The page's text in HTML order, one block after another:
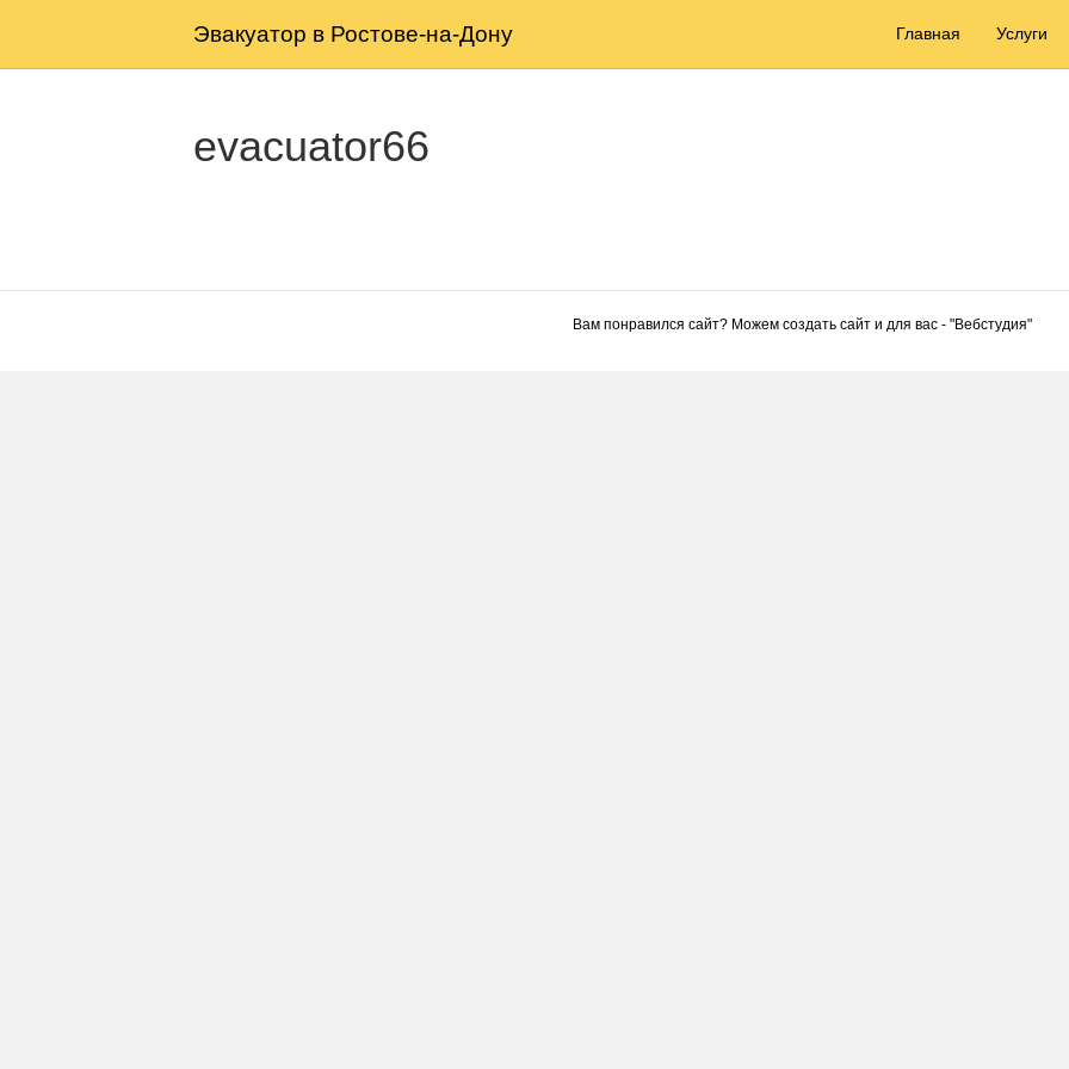
Эвакуатор в Ростове-на-Дону Главная Услуги
evacuator66
Вам понравился сайт? Можем создать сайт и для вас - "Вебстудия"